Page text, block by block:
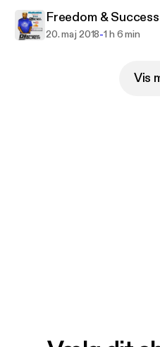
Freedom &
20. maj 2018-1 h 6 min
Vis